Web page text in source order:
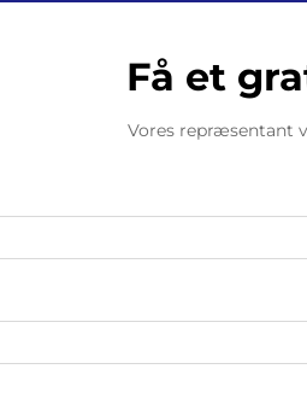
Få et
Vores repræsentant